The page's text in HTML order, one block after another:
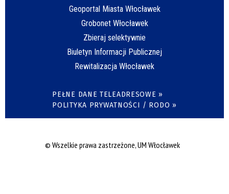
Geoportal Miasta Włocławek
Grobonet Włocławek
Zbieraj selektywnie
Biuletyn Informacji Publicznej
Rewitalizacja Włocławek
PEŁNE DANE TELEADRESOWE »
POLITYKA PRYWATNOŚCI / RODO »
© Wszelkie prawa zastrzeżone, UM Włocławek